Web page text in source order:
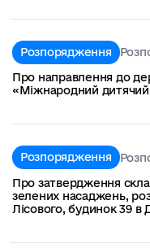
Розпорядження
Про направлення до
«Міжнародний
Розпорядження
Про затвердження
зелених насаджень,
Лісового, будинок 39 в